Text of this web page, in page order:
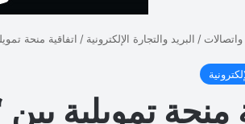
واتصالات / البريد والتجارة الإلكترونية / اتفاقية منحة
منحة تمويلية